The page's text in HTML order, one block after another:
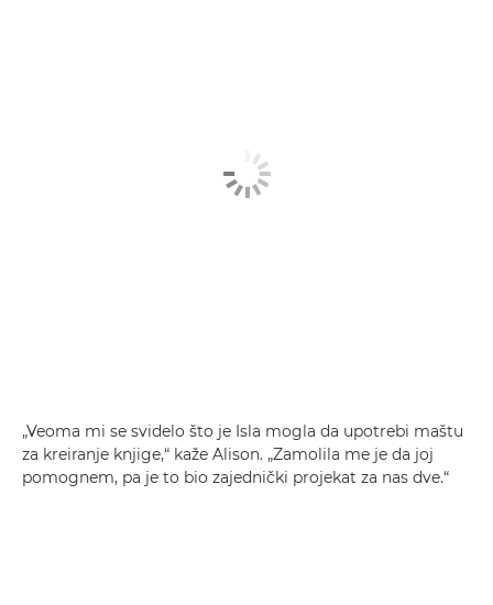
„Veoma mi se svidelo što je Isla mogla da upotrebi maštu
za kreiranje knjige,“ kaže Alison. „Zamolila me je da joj
pomognem, pa je to bio zajednički projekat za nas dve.“